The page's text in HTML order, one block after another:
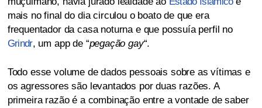
mais no final do dia circulou o boato de que era
frequentador da casa noturna e que possuía perfil no
Grindr, um app de “pegação gay“.
Todo esse volume de dados pessoais sobre as vítimas e
os agressores são levantados por duas razões. A
primeira razão é a combinação entre a vontade de saber